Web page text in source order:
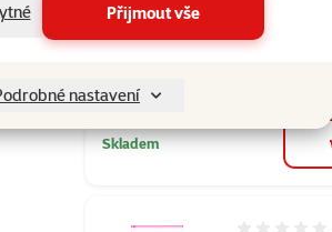
Přijmout vše
nastavení
Cena
1 199 Kč
Skladem